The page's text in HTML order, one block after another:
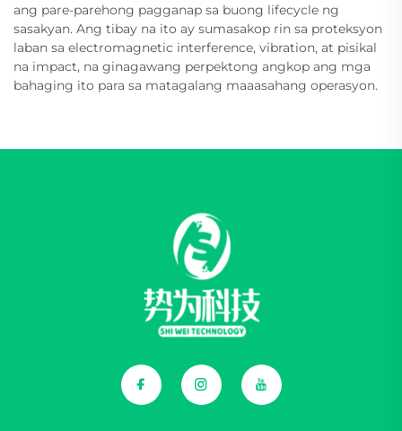
ang pare-parehong pagganap sa buong lifecycle ng
sasakyan. Ang tibay na ito ay sumasakop rin sa proteksyon
laban sa electromagnetic interference, vibration, at pisikal
na impact, na ginagawang perpektong angkop ang mga
bahaging ito para sa matagalang maaasahang operasyon.